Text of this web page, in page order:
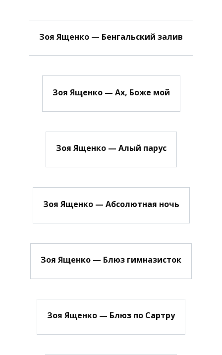
Зоя Ященко — Бенгальский залив
Зоя Ященко — Ах, Боже мой
Зоя Ященко — Алый парус
Зоя Ященко — Абсолютная ночь
Зоя Ященко — Блюз гимназисток
Зоя Ященко — Блюз по Сартру